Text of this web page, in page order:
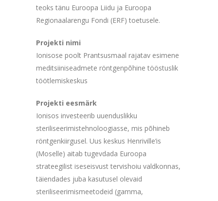
teoks tänu Euroopa Liidu ja Euroopa
Regionaalarengu Fondi (ERF) toetusele.
Projekti nimi
Ionisose poolt Prantsusmaal rajatav esimene
meditsiiniseadmete röntgenpõhine tööstuslik
töötlemiskeskus
Projekti eesmärk
Ionisos investeerib uuenduslikku
steriliseerimistehnoloogiasse, mis põhineb
röntgenkiirgusel. Uus keskus Henriville’is
(Moselle) aitab tugevdada Euroopa
strateegilist iseseisvust tervishoiu valdkonnas,
täiendades juba kasutusel olevaid
steriliseerimismeetodeid (gamma,